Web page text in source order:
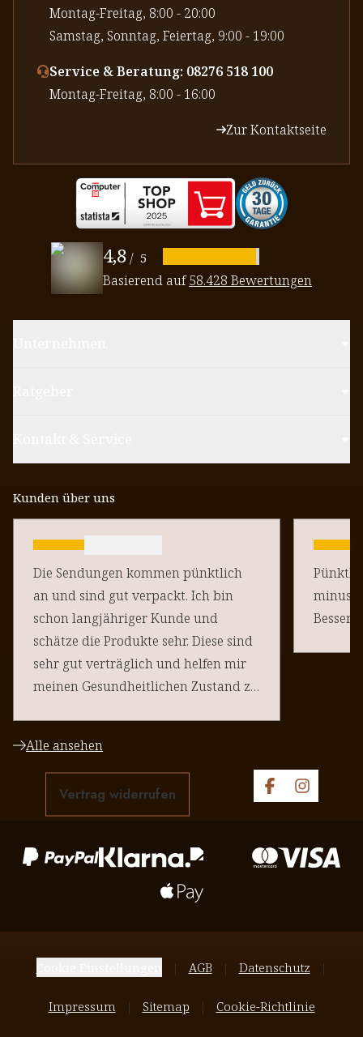
⁠Montag-Freitag, 8:00 - 20:00
⁠Samstag, Sonntag, Feiertag, 9:00 - 19:00
Service & Beratung: 08276 518 100
⁠Montag-Freitag, 8:00 - 16:00
Zur Kontaktseite
4,8/ 5
Basierend auf58.428 Bewertungen
Kunden über uns
Die Sendungen kommen pünktlich
an und sind gut verpackt. Ich bin
schon langjähriger Kunde und
schätze die Produkte sehr. Diese sind
sehr gut verträglich und helfen mir
meinen Gesundheitlichen Zustand zu
Pünktlich
minus
Alle ansehen
Vertrag widerrufen
AGB Datenschutz
Impressum Sitemap Cookie-Richtlinie